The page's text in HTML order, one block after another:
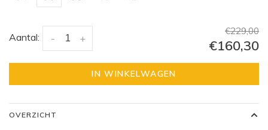
Aantal: +
-
€229,00
€160,30
IN WINKELWAGEN
OVERZICHT